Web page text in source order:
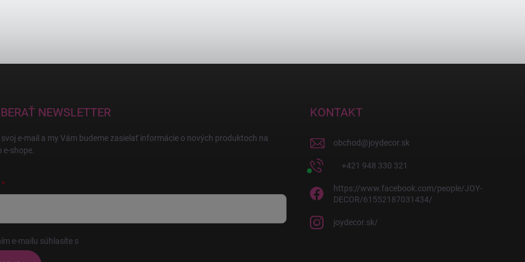
NEWSLETTER
e-mail a my Vám budeme zasielať informácie o nových produktoch na
e-shope.
e-mailu súhlasíte s
KONTAKT
obchod@joydecor.sk
+421 948 330 321
https://www.facebook.com/people/JOY-
DECOR/61552187031434/
joydecor.sk/